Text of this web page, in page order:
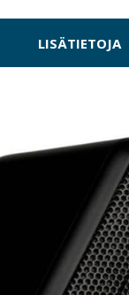
LISÄTIETOJA